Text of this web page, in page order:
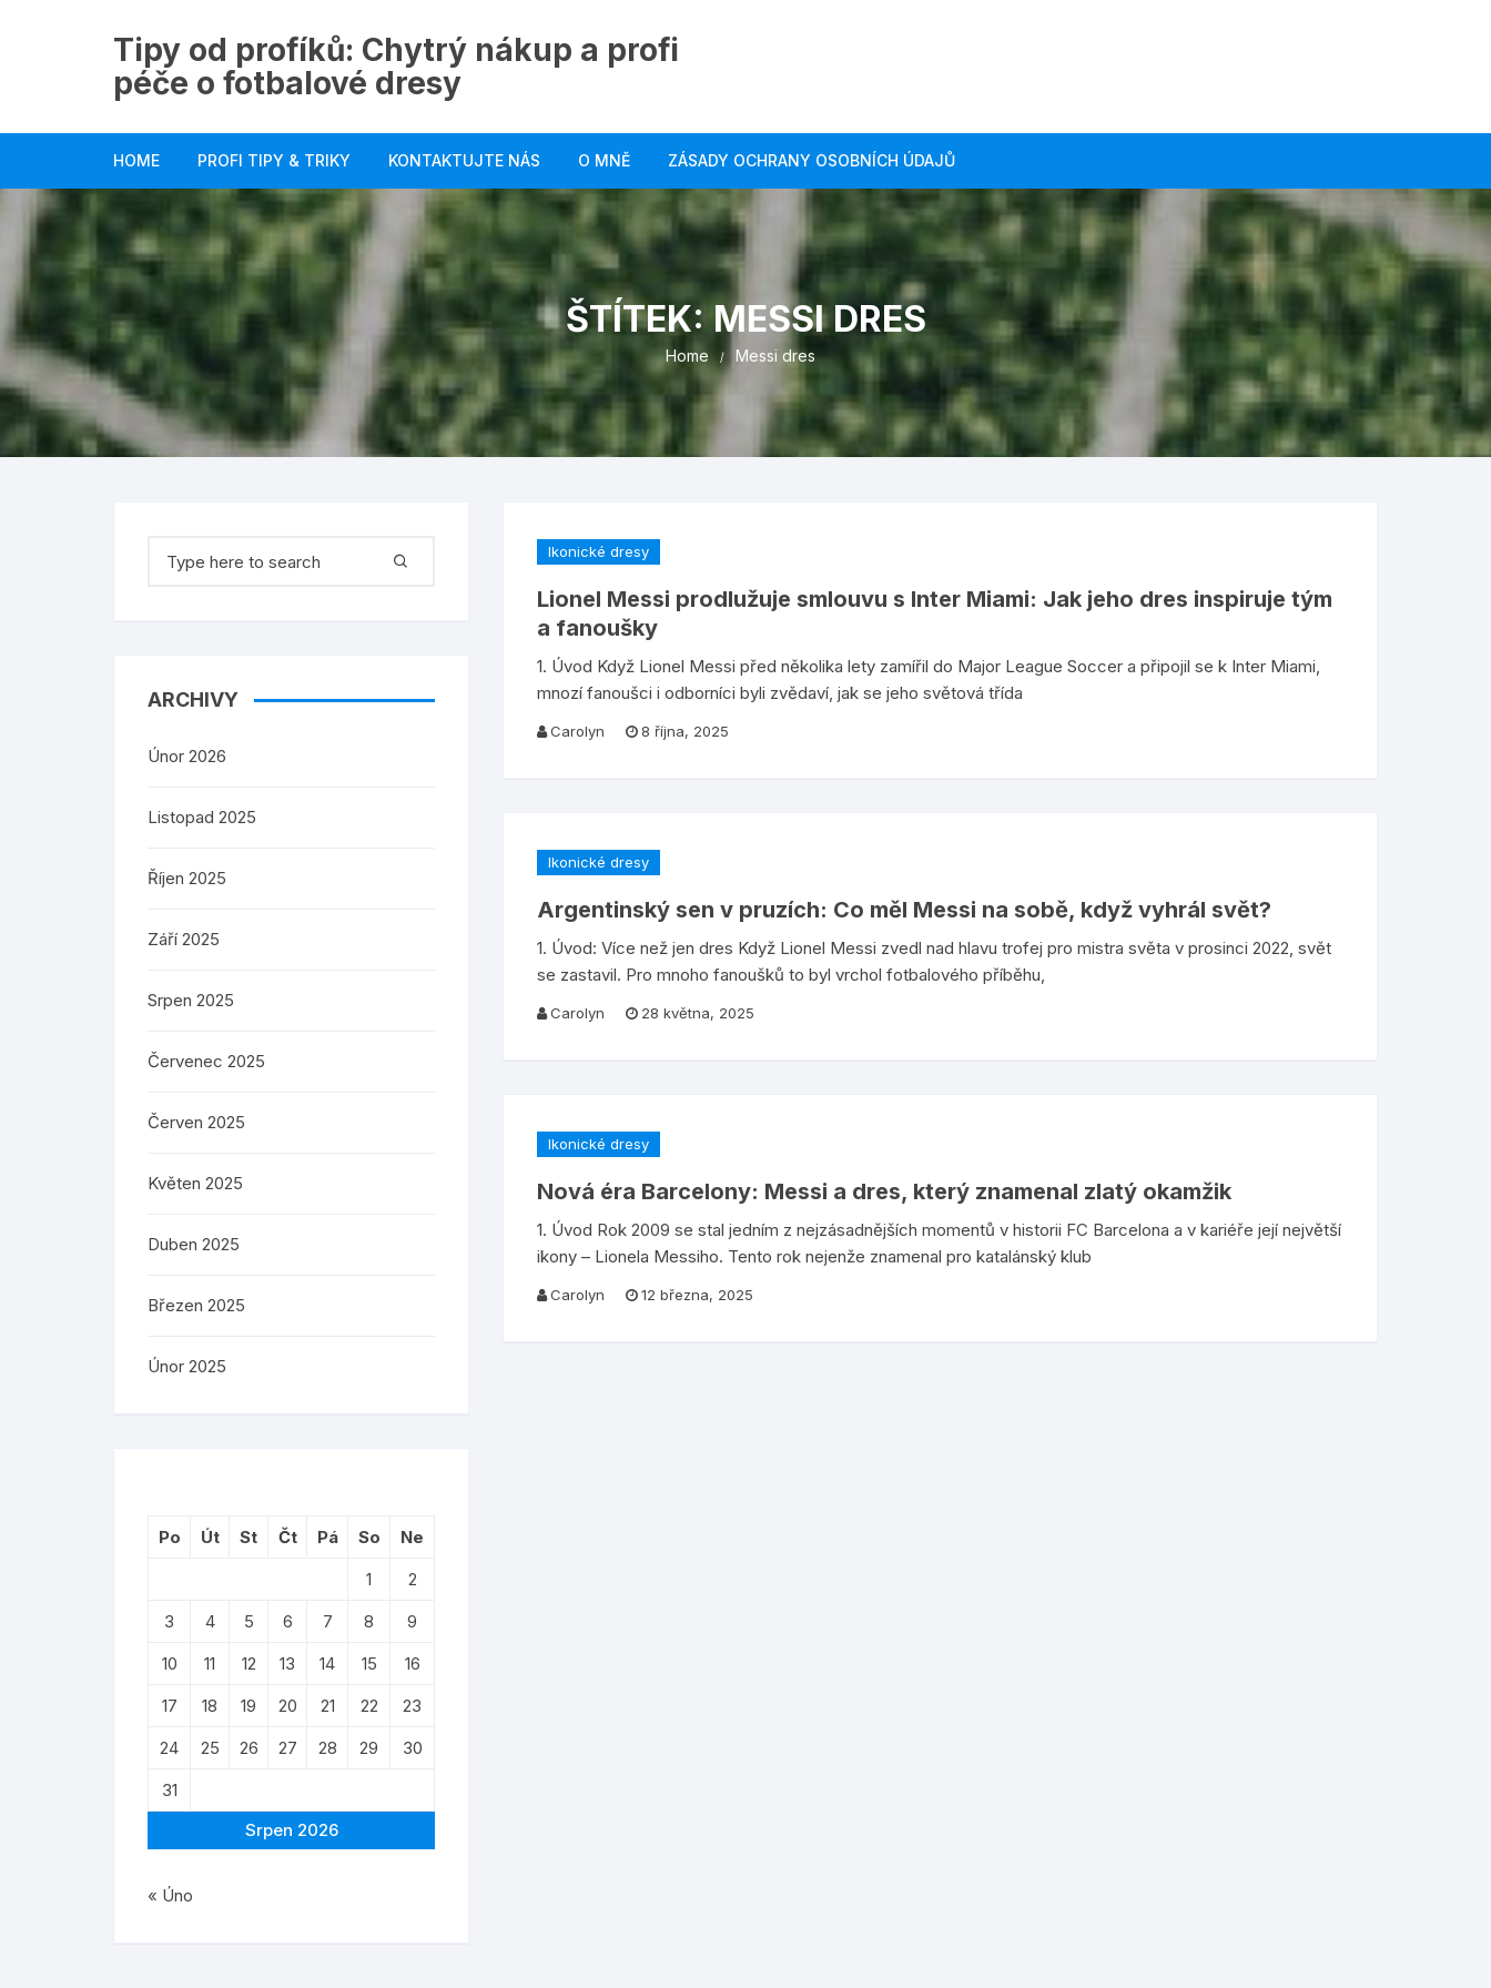
Tipy od profíků: Chytrý nákup a profi
péče o fotbalové dresy
HOME PROFI TIPY & TRIKY KONTAKTUJTE NÁS O MNĚ ZÁSADY OCHRANY OSOBNÍCH ÚDAJŮ
ŠTÍTEK:MESSI DRES
Home Messi dres
Ikonické dresy
Lionel Messi prodlužuje smlouvu s Inter Miami: Jak jeho dres inspiruje tým
a fanoušky
1. Úvod Když Lionel Messi před několika lety zamířil do Major League Soccer a připojil se k Inter Miami,
mnozí fanoušci i odborníci byli zvědaví, jak se jeho světová třída
Carolyn 8 října, 2025
Ikonické dresy
Argentinský sen v pruzích: Co měl Messi na sobě, když vyhrál svět?
1. Úvod: Více než jen dres Když Lionel Messi zvedl nad hlavu trofej pro mistra světa v prosinci 2022, svět
se zastavil. Pro mnoho fanoušků to byl vrchol fotbalového příběhu,
Carolyn 28 května, 2025
Ikonické dresy
Nová éra Barcelony: Messi a dres, který znamenal zlatý okamžik
1. Úvod Rok 2009 se stal jedním z nejzásadnějších momentů v historii FC Barcelona a v kariéře její největší
ikony – Lionela Messiho. Tento rok nejenže znamenal pro katalánský klub
Carolyn 12 března, 2025
for:
ARCHIVY
Únor 2026
Listopad 2025
Říjen 2025
Září 2025
Srpen 2025
Červenec 2025
Červen 2025
Květen 2025
Duben 2025
Březen 2025
Únor 2025
Srpen 2026
Po Út St Čt Pá So
Ne
1
2
3
4 5 6 7 8
9
10
11 12 13 14 15
16
17
18 19 20 21 22
23
24
25 26 27 28 29
30
31
« Úno